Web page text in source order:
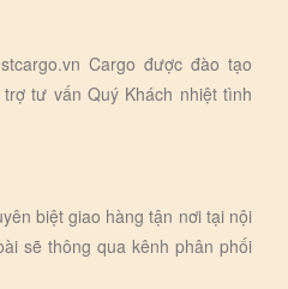
Cargo được đào tạo
tư vấn Quý Khách nhiệt tình
biệt giao hàng tận nơi tại nội
sẽ thông qua kênh phân phối